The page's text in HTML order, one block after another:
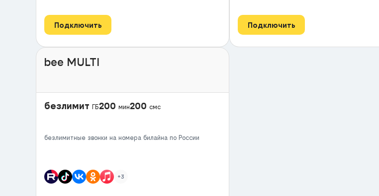
Подключить Подключить
bee MULTI
безлимит ГБ200 мин200 смс
безлимитные звонки на номера билайна по России
+3